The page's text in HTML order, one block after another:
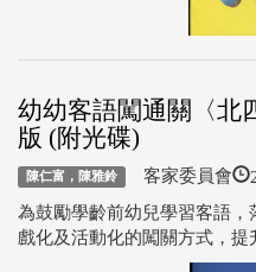
幼幼客語闖通關〈北
版 (附光碟)
陳仁富，陳雅鈴 客家委員會
為鼓勵學齡前幼兒學習客語
戲化及活動化的闖關方式，